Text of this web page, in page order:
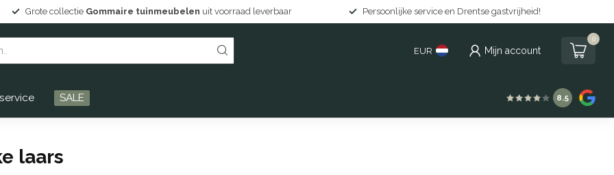
Grote collectie Gommaire tuinmeubelen uit voorraad leverbaar Persoonlijke service en Drentse gastvrijheid!
EUR Mijn account
0
SALE 8.5
laars